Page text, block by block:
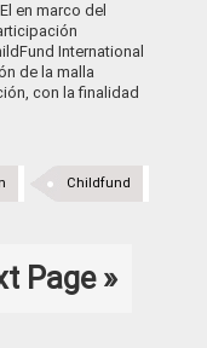
El en marco del
International
de la malla
con la finalidad
Childfund
Page »